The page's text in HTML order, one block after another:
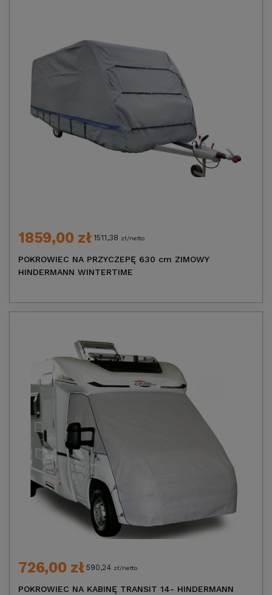
1859,00 zł 1511,38 zł/netto
POKROWIEC NA PRZYCZEPĘ 630 cm ZIMOWY
HINDERMANN WINTERTIME
726,00 zł 590,24 zł/netto
POKROWIEC NA KABINĘ TRANSIT 14- HINDERMANN